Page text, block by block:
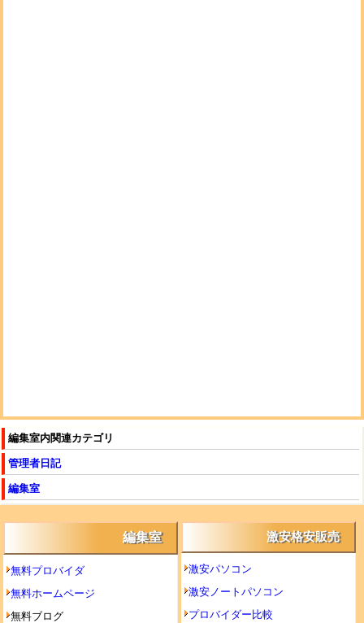
編集室内関連カテゴリ
管理者日記
編集室
編集室
無料プロバイダ
無料ホームページ
無料ブログ
激安格安販売
激安パソコン
激安ノートパソコン
プロバイダー比較